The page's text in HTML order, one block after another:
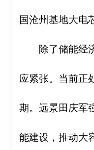
国沧州基地大电
除了储能经
应紧张。当前正
期。远景田庆军
能建设，推动大